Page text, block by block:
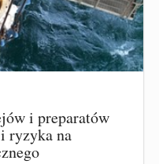
i preparatów
ryzyka na